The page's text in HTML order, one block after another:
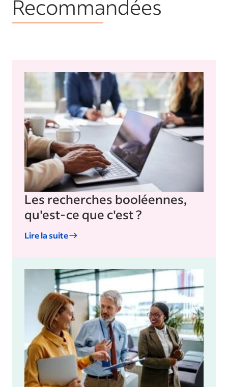
Recommandées
Les recherches booléennes,
qu'est-ce que c'est ?
Lire la suite